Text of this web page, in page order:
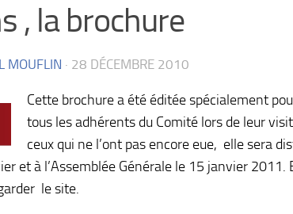
, la brochure
MOUFLIN · 28 DÉCEMBRE 2010
Cette brochure a été éditée spécialement
tous les adhérents du Comité lors de leur
ceux qui ne l’ont pas encore eue, elle sera
et à l’Assemblée Générale le 15 janvier
le site.